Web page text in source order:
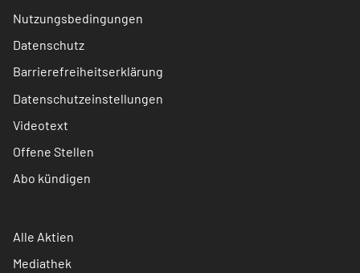
Nutzungsbedingungen
Datenschutz
Barrierefreiheitserklärung
Datenschutzeinstellungen
Videotext
Offene Stellen
Abo kündigen
Alle Aktien
Mediathek